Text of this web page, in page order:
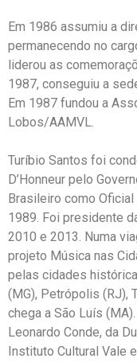
Em 1986 assumiu a
permanecendo no
liderou as
1987, conseguiu a
Em 1987 fundou a
Lobos/AAMVL.
Turíbio Santos foi
D’Honneur pelo
Brasileiro como Oficial
1989. Foi presidente
2010 e 2013. Numa
projeto Música nas
pelas cidades
(MG), Petrópolis (RJ),
chega a São Luís
Leonardo Conde, da
Instituto Cultural Vale